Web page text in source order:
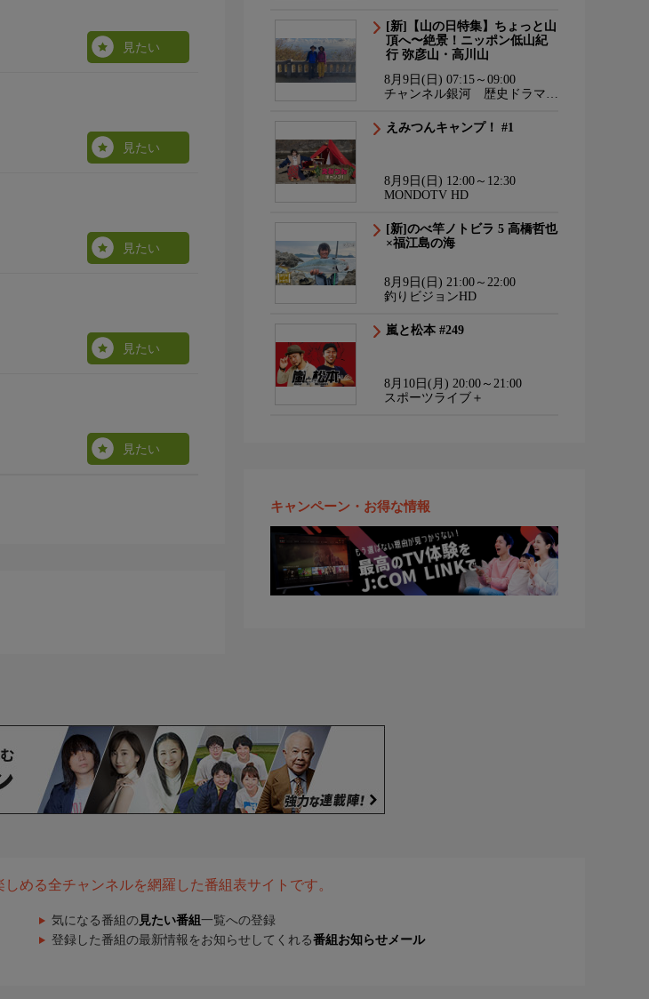
見たい
見たい
見たい
見たい
見たい
[新]【山の日特集】ちょっと山
頂へ〜絶景！ニッポン低山紀
行 弥彦山・高川山
8月9日(日) 07:15～09:00
チャンネル銀河 歴史ドラマ・
えみつんキャンプ！ #1
8月9日(日) 12:00～12:30
MONDOTV HD
[新]のべ竿ノトビラ 5 高橋哲也
×福江島の海
8月9日(日) 21:00～22:00
釣りビジョンHD
嵐と松本 #249
8月10日(月) 20:00～21:00
スポーツライブ＋
キャンペーン・お得な情報
める全チャンネルを網羅した番組表サイトです。
気になる番組の 見たい番組 一覧への登録
登録した番組の最新情報をお知らせしてくれる番組お知らせメール